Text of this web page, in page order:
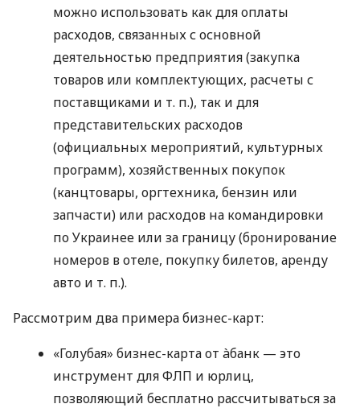
можно использовать как для оплаты
расходов, связанных с основной
деятельностью предприятия (закупка
товаров или комплектующих, расчеты с
поставщиками и т. п.), так и для
представительских расходов
(официальных мероприятий, культурных
программ), хозяйственных покупок
(канцтовары, оргтехника, бензин или
запчасти) или расходов на командировки
по Украинее или за границу (бронирование
номеров в отеле, покупку билетов, аренду
авто и т. п.).
Рассмотрим два примера бизнес-карт:
«Голубая» бизнес-карта от àбанк — это
инструмент для ФЛП и юрлиц,
позволяющий бесплатно рассчитываться за